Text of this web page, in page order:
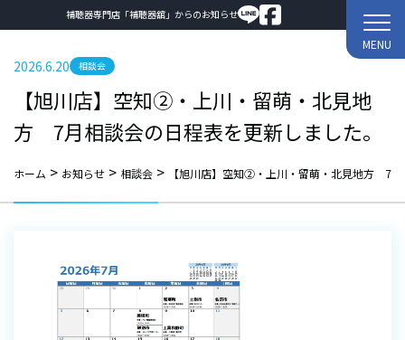
補聴器専門店「補聴器舘」からのお知らせ
MENU
2026.6.20 相談会
【旭川店】空知②・上川・留萌・北見地
方 7月相談会の日程表を更新しました。
ホーム > お知らせ > 相談会 > 【旭川店】空知②・上川・留萌・北見地方 7